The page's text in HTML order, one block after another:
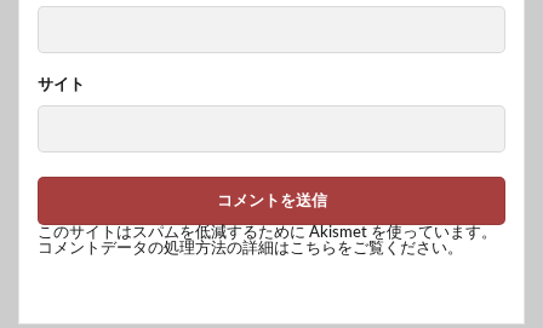
サイト
このサイトはスパムを低減するために Akismet を使っています。
コメントデータの処理方法の詳細はこちらをご覧ください。